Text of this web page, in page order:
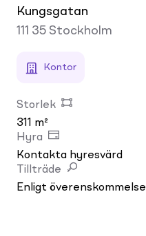
Kungsgatan
111 35 Stockholm
Kontor
Storlek
311 m²
Hyra
Kontakta hyresvärd
Tillträde
Enligt överenskommelse